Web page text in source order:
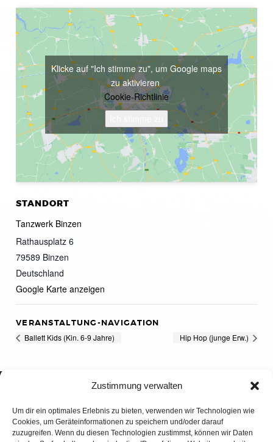
Zustimmung verwalten
Um dir ein optimales Erlebnis zu bieten, verwenden wir Technologien wie
Cookies, um Geräteinformationen zu speichern und/oder darauf
zuzugreifen. Wenn du diesen Technologien zustimmst, können wir Daten
STANDORT
Tanzwerk Binzen
Rathausplatz 6
79589 Binzen
Deutschland
Google Karte anzeigen
Klicke auf "Ich stimme zu", um Google maps
zu aktivieren
Cookie-Richtlinie
VERANSTALTUNG-NAVIGATION
Ballett Kids (Kin. 6-9 Jahre) Hip Hop (junge Erw.)